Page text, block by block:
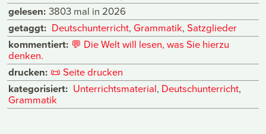
gelesen: 3803 mal in 2026
getaggt: Deutschunterricht, Grammatik, Satzglieder
kommentiert: 💬 Die Welt will lesen, was Sie hierzu
denken.
drucken: 📜 Seite drucken
kategorisiert: Unterrichtsmaterial, Deutschunterricht,
Grammatik